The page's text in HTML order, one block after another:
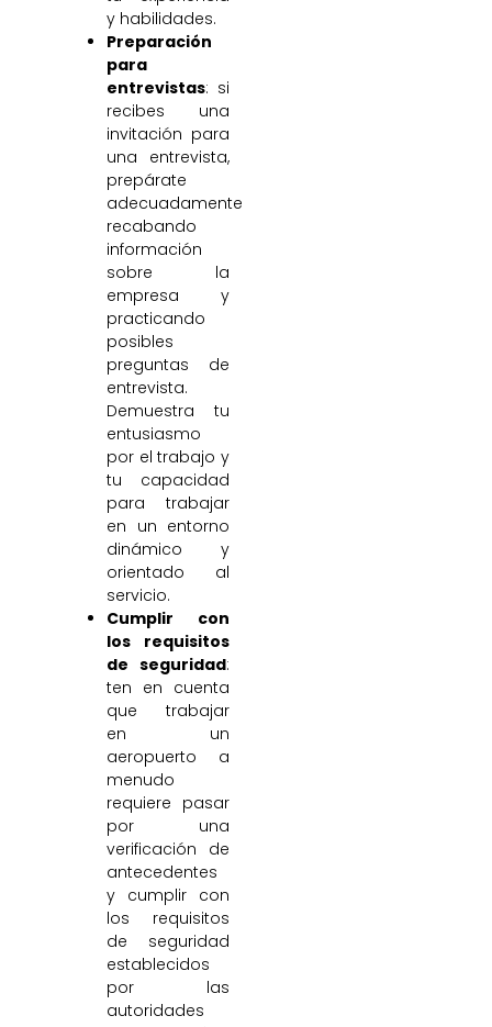
y habilidades.
Preparación
para
entrevistas: si
recibes una
invitación para
una entrevista,
prepárate
adecuadamente
recabando
información
sobre la
empresa y
practicando
posibles
preguntas de
entrevista.
Demuestra tu
entusiasmo
por el trabajo y
tu capacidad
para trabajar
en un entorno
dinámico y
orientado al
servicio.
Cumplir con
los requisitos
de seguridad:
ten en cuenta
que trabajar
en un
aeropuerto a
menudo
requiere pasar
por una
verificación de
antecedentes
y cumplir con
los requisitos
de seguridad
establecidos
por las
autoridades